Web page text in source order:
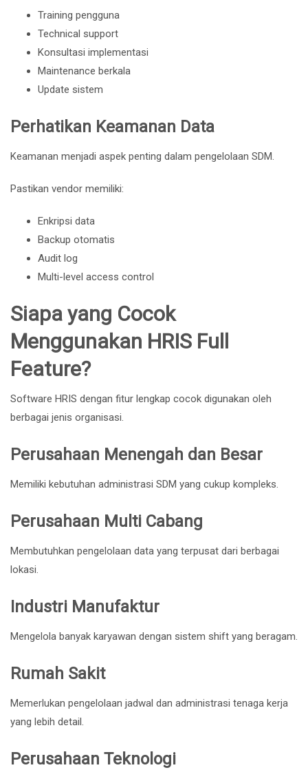
Training pengguna
Technical support
Konsultasi implementasi
Maintenance berkala
Update sistem
Perhatikan Keamanan Data
Keamanan menjadi aspek penting dalam pengelolaan SDM.
Pastikan vendor memiliki:
Enkripsi data
Backup otomatis
Audit log
Multi-level access control
Siapa yang Cocok
Menggunakan HRIS Full
Feature?
Software HRIS dengan fitur lengkap cocok digunakan oleh
berbagai jenis organisasi.
Perusahaan Menengah dan Besar
Memiliki kebutuhan administrasi SDM yang cukup kompleks.
Perusahaan Multi Cabang
Membutuhkan pengelolaan data yang terpusat dari berbagai
lokasi.
Industri Manufaktur
Mengelola banyak karyawan dengan sistem shift yang beragam.
Rumah Sakit
Memerlukan pengelolaan jadwal dan administrasi tenaga kerja
yang lebih detail.
Perusahaan Teknologi